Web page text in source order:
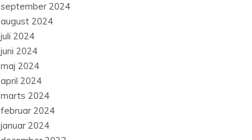
september 2024
august 2024
juli 2024
juni 2024
maj 2024
april 2024
marts 2024
februar 2024
januar 2024